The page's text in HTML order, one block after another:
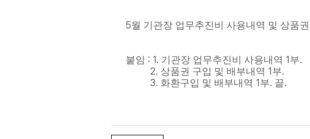
5월 기관장 업무추진비 사용내역 및 상품권
붙임 : 1. 기관장 업무추진비 사용내역 1부.
2. 상품권 구입 및 배부내역 1부.
3. 화환구입 및 배부내역 1부. 끝.